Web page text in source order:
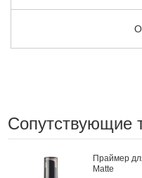
Сопутствующие
Праймер
Matte